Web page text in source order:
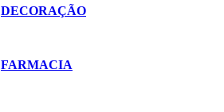
DECORAÇÃO
FARMACIA